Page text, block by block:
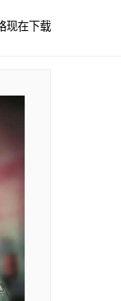
现在下载